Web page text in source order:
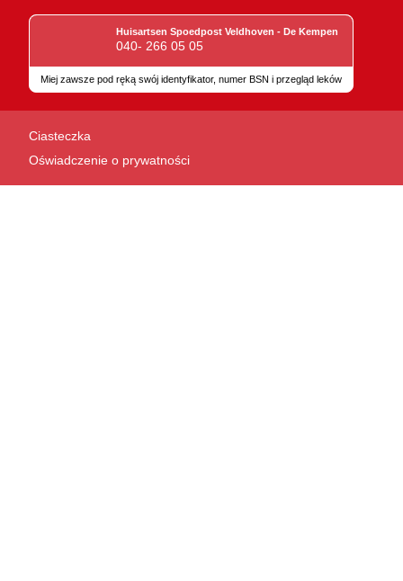
Huisartsen Spoedpost Veldhoven - De Kempen
040- 266 05 05
Miej zawsze pod ręką swój identyfikator, numer BSN i przegląd leków
Ciasteczka
Oświadczenie o prywatności